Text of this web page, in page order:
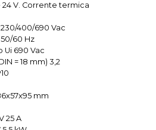
24 V. Corrente termica
400/690 Vac
60 Hz
Ui 690 Vac
= 18 mm) 3,2
mm
25 A